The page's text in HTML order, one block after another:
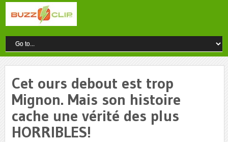
Cet ours debout est trop
Mignon. Mais son histoire
cache une vérité des plus
HORRIBLES!